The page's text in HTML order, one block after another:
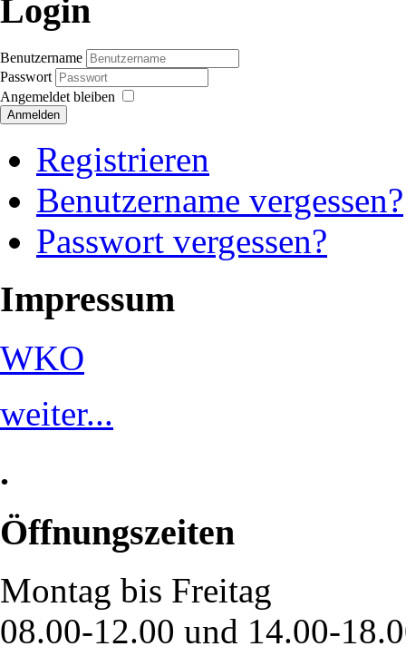
Login
Benutzername
Passwort
Angemeldet bleiben
Anmelden
Registrieren
Benutzername vergessen?
Passwort vergessen?
Impressum
WKO
weiter...
.
Öffnungszeiten
Montag bis Freitag
08.00-12.00 und 14.00-